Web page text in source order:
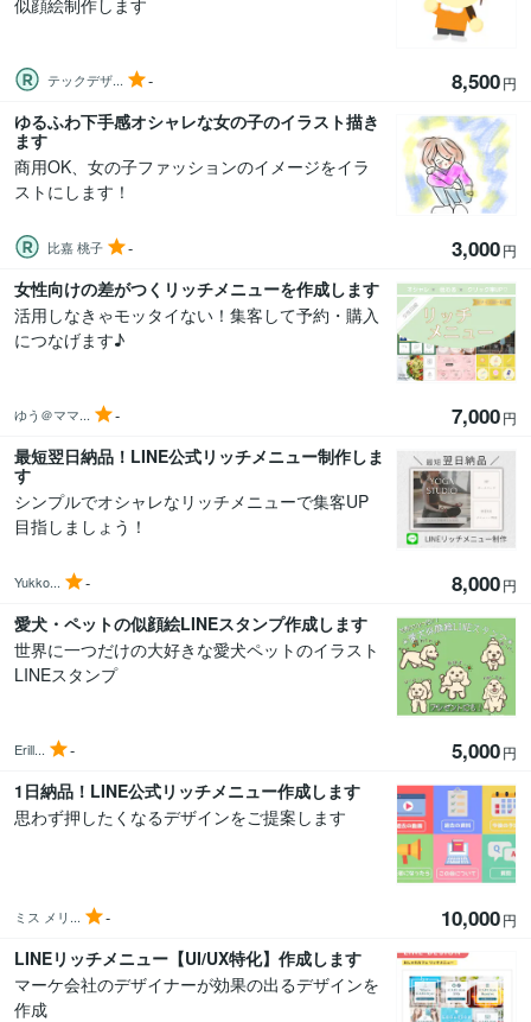
似顔絵制作します
テックデザ... - 8,500円
ゆるふわ下手感オシャレな女の子のイラスト描き
ます
商用OK、女の子ファッションのイメージをイラ
ストにします！
比嘉 桃子 - 3,000円
女性向けの差がつくリッチメニューを作成します
活用しなきゃモッタイない！集客して予約・購入
につなげます♪
ゆう＠ママ... - 7,000円
最短翌日納品！LINE公式リッチメニュー制作しま
す
シンプルでオシャレなリッチメニューで集客UP
目指しましょう！
Yukko... - 8,000円
愛犬・ペットの似顔絵LINEスタンプ作成します
世界に一つだけの大好きな愛犬ペットのイラスト
LINEスタンプ
Erill... - 5,000円
1日納品！LINE公式リッチメニュー作成します
思わず押したくなるデザインをご提案します
ミス メリ... - 10,000円
LINEリッチメニュー【UI/UX特化】作成します
マーケ会社のデザイナーが効果の出るデザインを
作成